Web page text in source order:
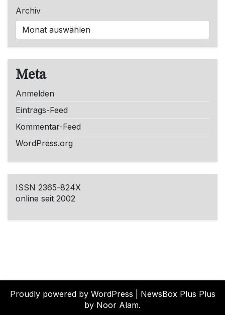
Archiv
Meta
Anmelden
Eintrags-Feed
Kommentar-Feed
WordPress.org
ISSN 2365-824X
online seit 2002
Proudly powered by WordPress
NewsBox Plus Plus
by Noor Alam.